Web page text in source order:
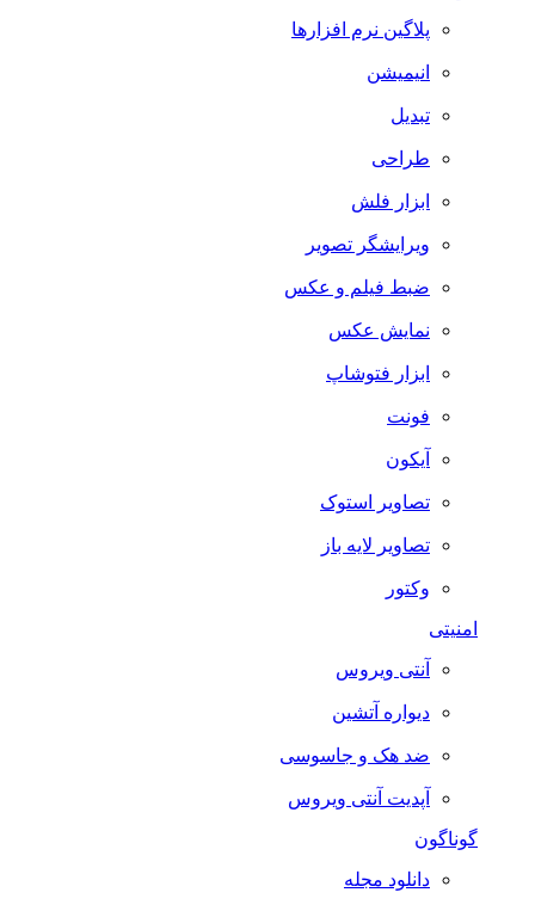
پلاگین نرم افزارها
انیمیشن
تبدیل
طراحی
ابزار فلش
ویرایشگر تصویر
ضبط فيلم و عكس
نمایش عکس
ابزار فتوشاپ
فونت
آیکون
تصاویر استوک
تصاویر لایه باز
وکتور
امنیتی
آنتی ویروس
دیواره آتشین
ضد هک و جاسوسی
آپدیت آنتی ویروس
گوناگون
دانلود مجله